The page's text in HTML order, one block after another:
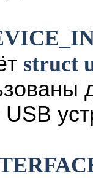
struct
USB